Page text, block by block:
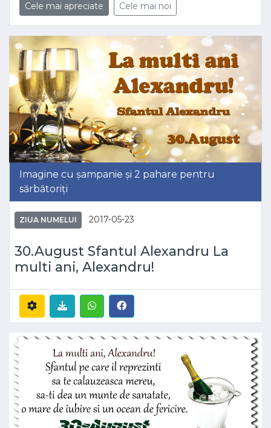
Cele mai apreciate Cele mai noi
Imagine cu șampanie și 2 pahare pentru
sărbătoriți
ZIUA NUMELUI 2017-05-23
30.August Sfantul Alexandru La
multi ani, Alexandru!